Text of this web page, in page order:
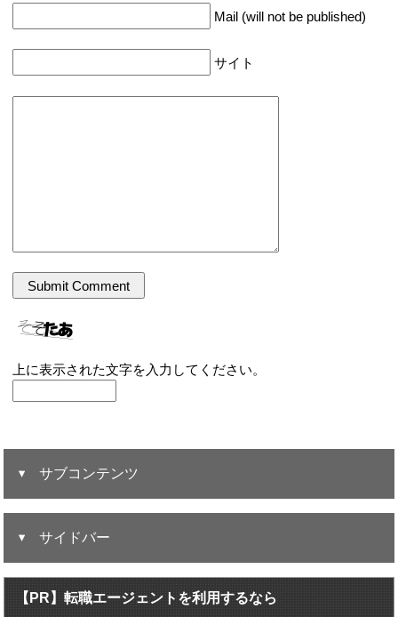
Mail (will not be published)
サイト
上に表示された文字を入力してください。
サブコンテンツ
サイドバー
【PR】転職エージェントを利用するなら